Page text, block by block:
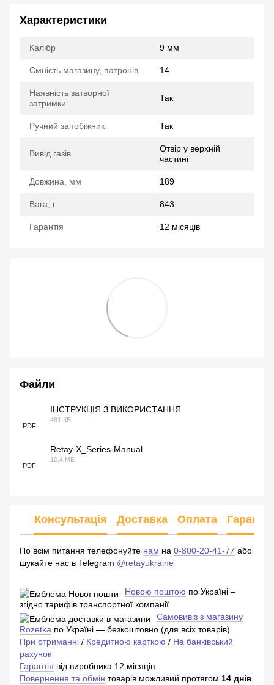
Характеристики
Калібр 9 мм
Ємність магазину, патронів 14
Наявність затворної
затримки
Так
Ручний запобіжник Так
Вивід газів
Отвір у верхній
частині
Довжина, мм 189
Вага, г 843
Гарантія 12 місяців
Файли
PDF
ІНСТРУКЦІЯ З ВИКОРИСТАННЯ
481 КБ
PDF
Retay-X_Series-Manual
10.4 МБ
Консультація Доставка Оплата Гарантія
По всім питання телефонуйте нам на 0-800-20-41-77 або
шукайте нас в Telegram @retayukraine
Новою поштою по Україні –
згідно тарифів транспортної компанії.
Самовивіз з магазину
Rozetka по Україні — безкоштовно (для всіх товарів).
При отриманні / Кредитною карткою / На банківський
рахунок
Гарантія від виробника 12 місяців.
Повернення та обмін товарів можливий протягом 14 днів